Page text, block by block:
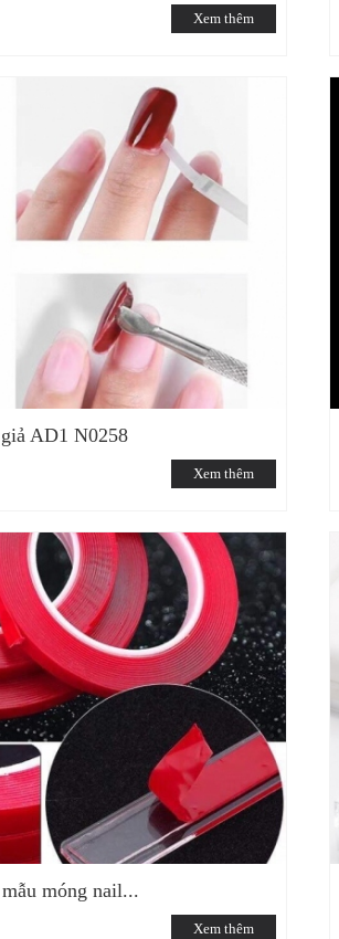
Xem thêm
AD1 N0258
Xem thêm
móng nail...
Xem thêm